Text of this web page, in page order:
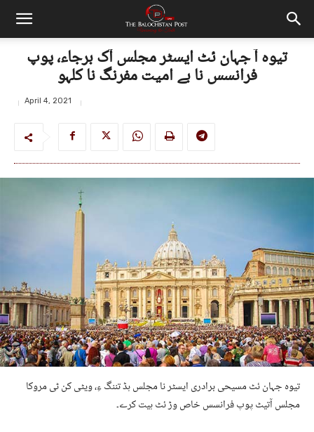
تیوہ آ جہان ئٹ ایسٹر مجلس آک برجاء، پوپ
فرانسس نا بے امیت مفرنگ نا کلہو
April 4, 2021
تیوہ جہان ئٹ مسیحی برادری ایسٹر نا مجلس ہڈ تننگ ءِ، ویٹی کن ٹی مروکا
مجلس آتیٹ پوپ فرانسس خاص وڑ ئٹ ہیت کرے۔